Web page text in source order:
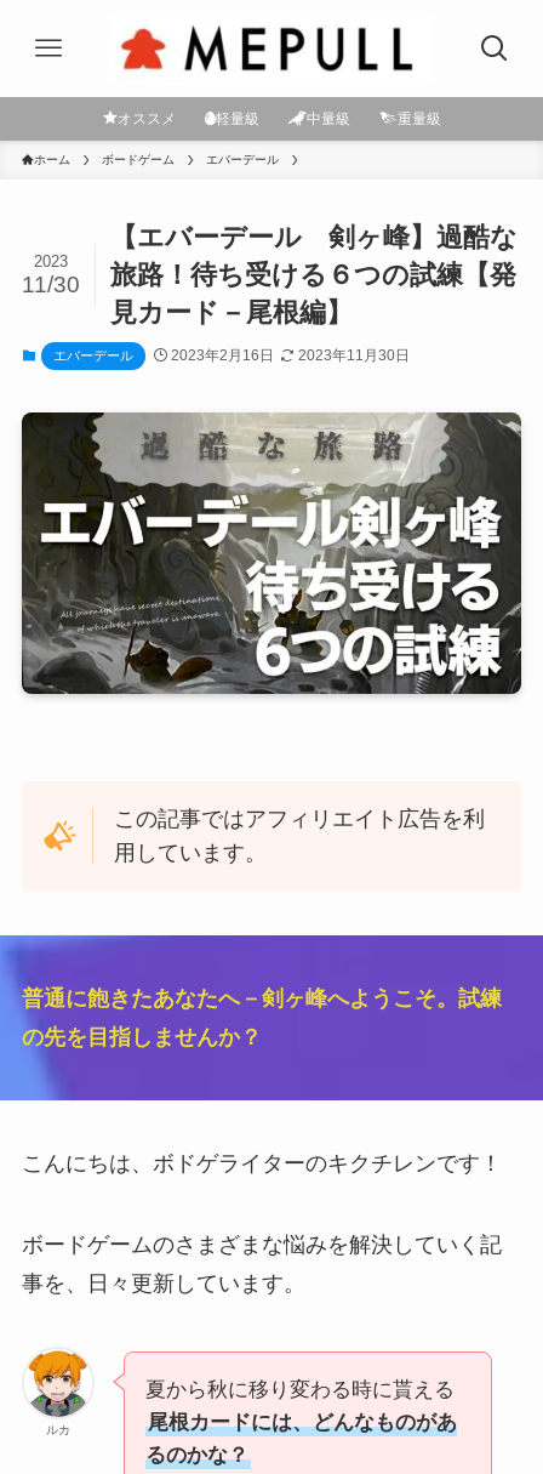
オススメ 軽量級 中量級 重量級
ホーム ボードゲーム エバーデール
【エバーデール 剣ヶ峰】過酷な
旅路！待ち受ける６つの試練【発
見カード－尾根編】
2023
11/30
エバーデール 2023年2月16日 2023年11月30日
この記事ではアフィリエイト広告を利
用しています。
普通に飽きたあなたへ－剣ヶ峰へようこそ。試練
の先を目指しませんか？
こんにちは、ボドゲライターのキクチレンです！
ボードゲームのさまざまな悩みを解決していく記
事を、日々更新しています。
ルカ
夏から秋に移り変わる時に貰える
尾根カードには、どんなものがあ
るのかな？